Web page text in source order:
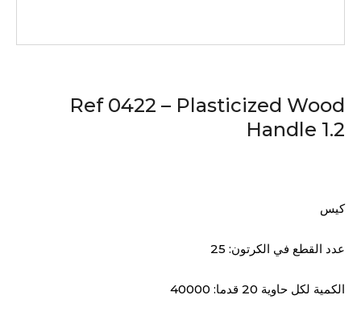
Ref 0422 – Plasticized Wood
Handle 1.2
كيس
عدد القطع في الكرتون: 25
الكمية لكل حاوية 20 قدما: 40000